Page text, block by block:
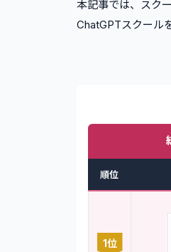
本記事では、スク
ChatGPTスクール
順位
1位